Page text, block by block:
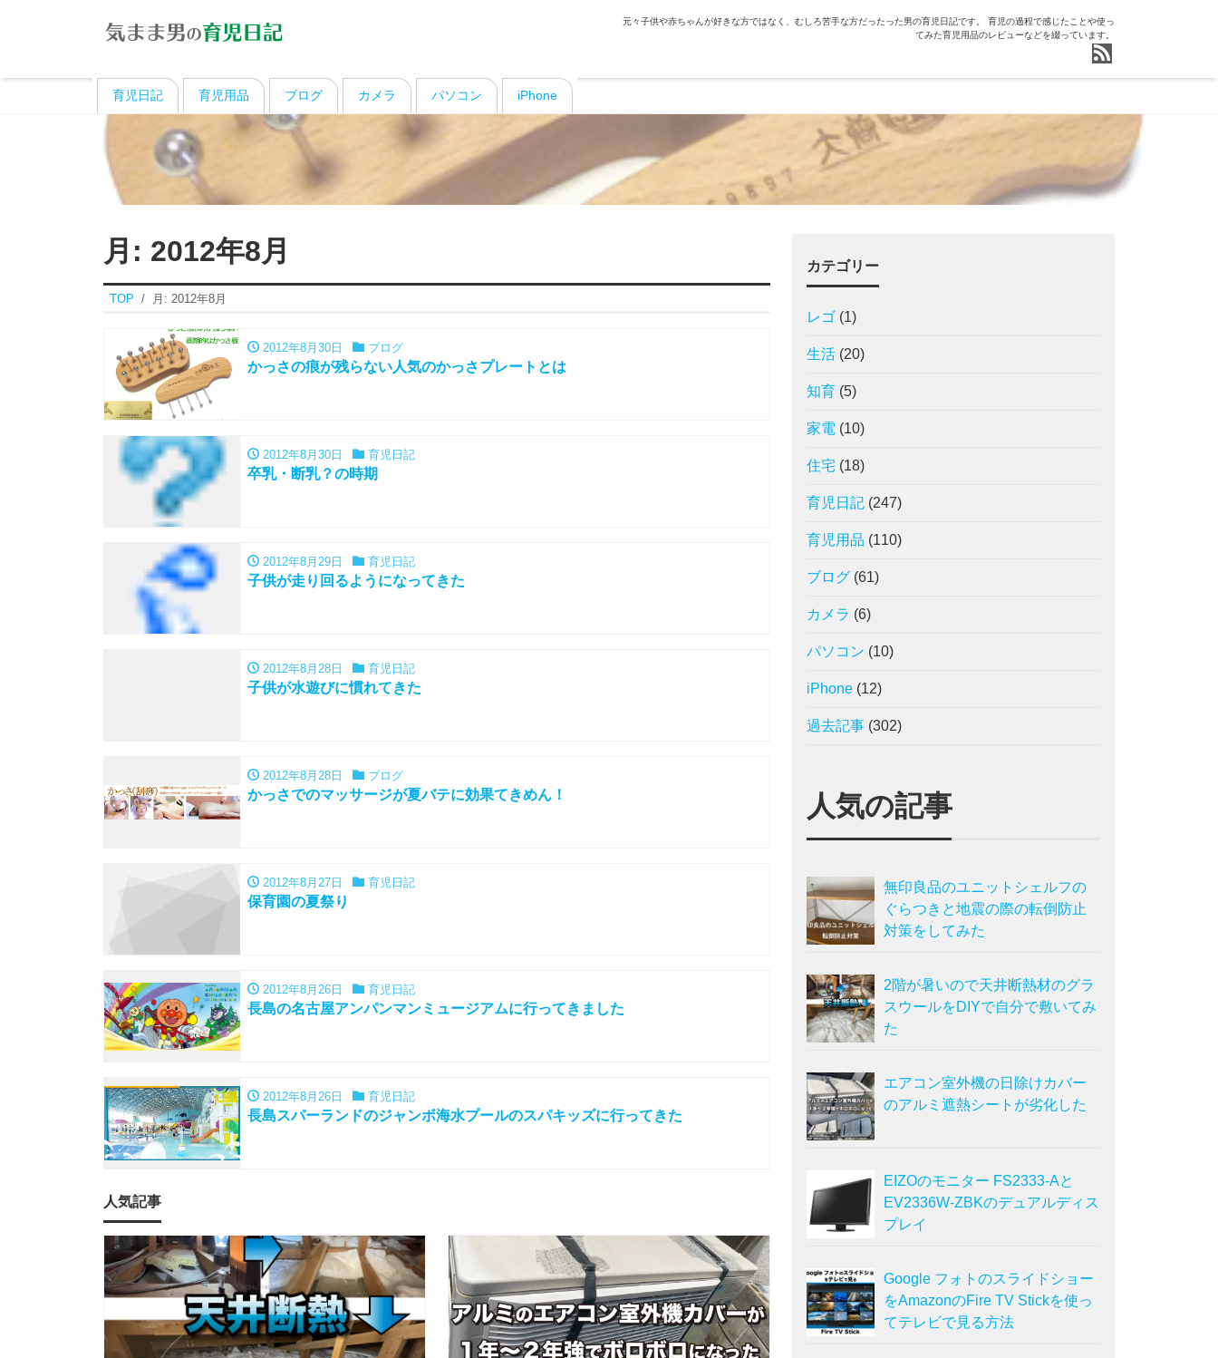
元々子供や赤ちゃんが好きな方ではなく、むしろ苦手な方だったった男の育児日記です。 育児の過程で感じたことや使っ
てみた育児用品のレビューなどを綴っています。
育児日記 育児用品 ブログ カメラ パソコン iPhone
月: 2012年8月
TOP 月: 2012年8月
2012年8月30日 ブログ
かっさの痕が残らない人気のかっさプレートとは
2012年8月30日 育児日記
卒乳・断乳？の時期
2012年8月29日 育児日記
子供が走り回るようになってきた
2012年8月28日 育児日記
子供が水遊びに慣れてきた
2012年8月28日 ブログ
かっさでのマッサージが夏バテに効果てきめん！
2012年8月27日 育児日記
保育園の夏祭り
2012年8月26日 育児日記
長島の名古屋アンパンマンミュージアムに行ってきました
2012年8月26日 育児日記
長島スパーランドのジャンボ海水プールのスパキッズに行ってきた
人気記事
カテゴリー
レゴ (1)
生活 (20)
知育 (5)
家電 (10)
住宅 (18)
育児日記 (247)
育児用品 (110)
ブログ (61)
カメラ (6)
パソコン (10)
iPhone (12)
過去記事 (302)
人気の記事
無印良品のユニットシェルフの
ぐらつきと地震の際の転倒防止
対策をしてみた
2階が暑いので天井断熱材のグラ
スウールをDIYで自分で敷いてみ
た
エアコン室外機の日除けカバー
のアルミ遮熱シートが劣化した
EIZOのモニター FS2333-Aと
EV2336W-ZBKのデュアルディス
プレイ
Google フォトのスライドショー
をAmazonのFire TV Stickを使っ
てテレビで見る方法